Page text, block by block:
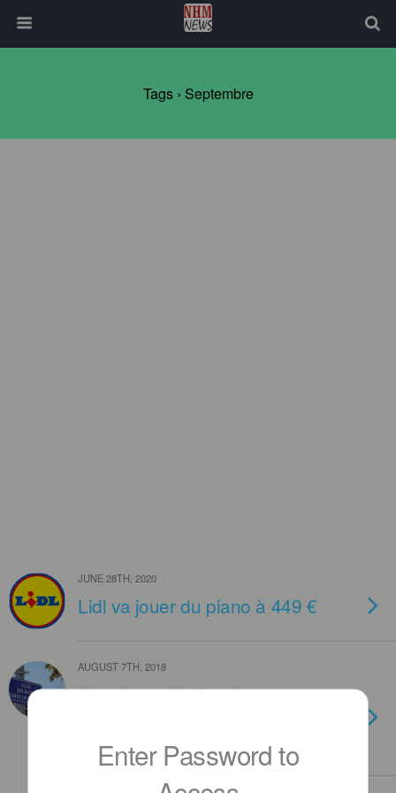
Tags › Septembre
JUNE 28TH, 2020
Lidl va jouer du piano à 449 €
AUGUST 7TH, 2018
“Les Justes” à Strasbourg
16hEnter Password to